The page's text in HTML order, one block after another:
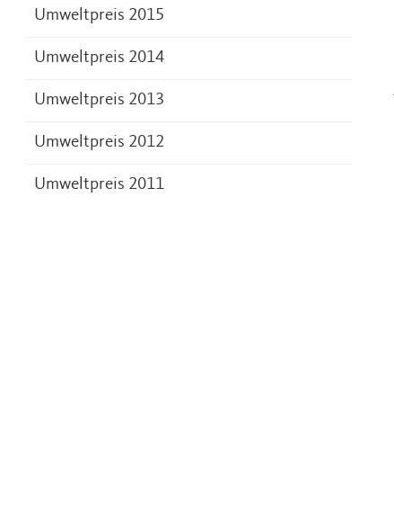
Umweltpreis 2015
Umweltpreis 2014
Umweltpreis 2013
Umweltpreis 2012
Umweltpreis 2011